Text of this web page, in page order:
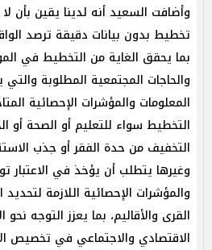
وأضافت السعيد أنه لدينا يقين بأن
تخطيط بدون بيانات دقيقة ترصد
بما يحقق الغاية من التخطيط في
والحاجات المجتمعية المطلوبة
المعلومات والمؤشرات الإحصائية
التخطيط سواء للتعليم أو الصحة أو
التخفيف من حدة الفقر أو جذب
وغيرها يتطلب أن يؤخذ في الاعتبار
والمؤشرات الإحصائية اللازمة لتحديد
القرى والأقاليم، بما يعزز التوجه
الاقتصادي والاجتماعي في تخصيص